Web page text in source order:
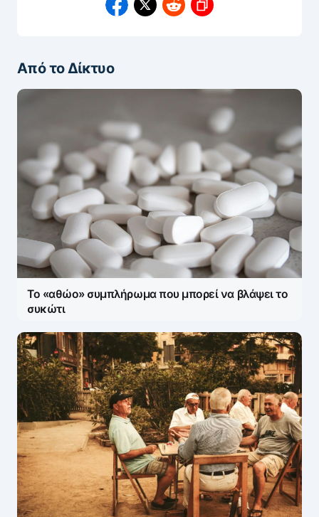
Από το Δίκτυο
Το «αθώο» συμπλήρωμα που μπορεί να βλάψει το
συκώτι